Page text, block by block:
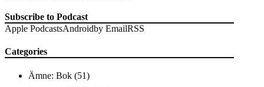
Subscribe to Podcast
Apple PodcastsAndroidby EmailRSS
Categories
Ämne: Bok (51)